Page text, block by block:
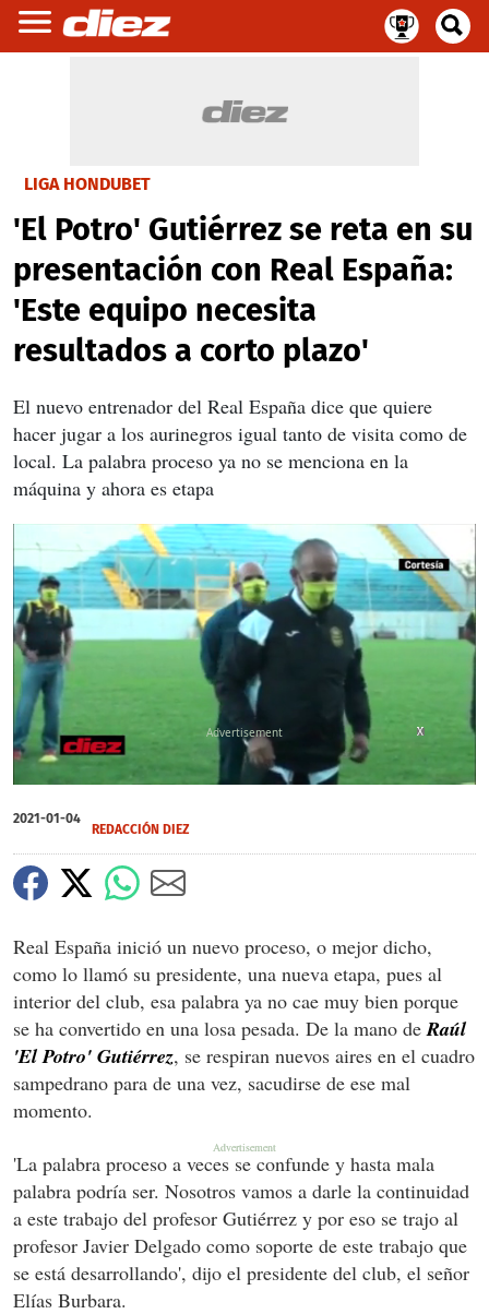
LIGA HONDUBET
'El Potro' Gutiérrez se reta en su
presentación con Real España:
'Este equipo necesita
resultados a corto plazo'
El nuevo entrenador del Real España dice que quiere
hacer jugar a los aurinegros igual tanto de visita como de
local. La palabra proceso ya no se menciona en la
máquina y ahora es etapa
seconds
of
seconds
X
X
X
2021-01-04
REDACCIÓN DIEZ
Real España inició un nuevo proceso, o mejor dicho,
como lo llamó su presidente, una nueva etapa, pues al
interior del club, esa palabra ya no cae muy bien porque
se ha convertido en una losa pesada. De la mano de Raúl
'El Potro' Gutiérrez, se respiran nuevos aires en el cuadro
sampedrano para de una vez, sacudirse de ese mal
momento.
'La palabra proceso a veces se confunde y hasta mala
palabra podría ser. Nosotros vamos a darle la continuidad
a este trabajo del profesor Gutiérrez y por eso se trajo al
profesor Javier Delgado como soporte de este trabajo que
se está desarrollando', dijo el presidente del club, el señor
Elías Burbara.